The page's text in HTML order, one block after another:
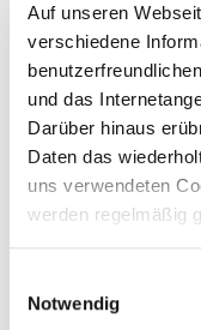
Auf unseren
verschiedene
und das
Darüber hinaus
Daten das
uns verwendeten
werden regelmäßig
Notwendig
Achtung - Falsche
Derzeit geben sich in
Stadtwerker aus und
Wass...